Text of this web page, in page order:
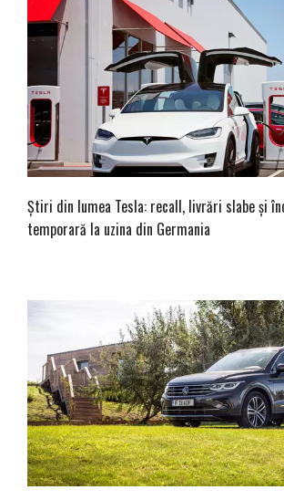
Știri din lumea Tesla: recall, livrări slabe și
temporară la uzina din Germania